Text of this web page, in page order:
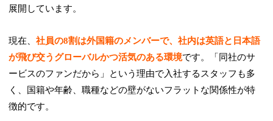
展開しています。
現在、社員の8割は外国籍のメンバーで、社内は英語と日本語
が飛び交うグローバルかつ活気のある環境です。「同社のサ
ービスのファンだから」という理由で入社するスタッフも多
く、国籍や年齢、職種などの壁がないフラットな関係性が特
徴的です。